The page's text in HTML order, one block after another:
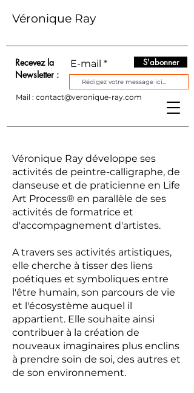
Véronique Ray
Recevez la
Newsletter :
E-mail S'abonner
Mail : contact@veronique-ray.com
Véronique Ray développe ses
activités de peintre-calligraphe, de
danseuse et de praticienne en Life
Art Process® en parallèle de ses
activités de formatrice et
d'accompagnement d'artistes.
A travers ses activités artistiques,
elle cherche à tisser des liens
poétiques et symboliques entre
l'être humain, son parcours de vie
et l'écosystème auquel il
appartient. Elle souhaite ainsi
contribuer à la création de
nouveaux imaginaires plus enclins
à prendre soin de soi, des autres et
de son environnement.